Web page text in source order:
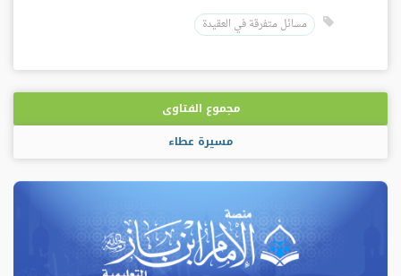
مسائل متفرقة في العقيدة
مجموع الفتاوى
مسيرة عطاء